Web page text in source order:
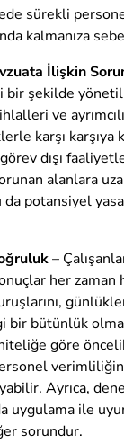
sürekli
kalmanıza
İlişkin
bir şekilde
ve
karşı karşıya
dışı
alanlara
da potansiyel
–
her zaman
bir bütünlük
niteliğe göre
Ayrıca,
uygulama ile
sorundur.